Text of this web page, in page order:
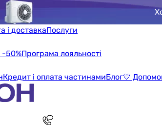
і доставкаПослуги
-50%Програма лояльності
Кредит і оплата частинамиБлог💛